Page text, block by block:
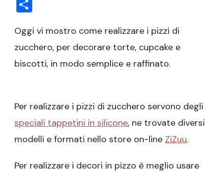
Oggi vi mostro come realizzare i pizzi di
zucchero, per decorare torte, cupcake e
biscotti, in modo semplice e raffinato.
Per realizzare i pizzi di zucchero servono degli
speciali tappetini in silicone, ne trovate diversi
modelli e formati nello store on-line ZiZuu.
Per realizzare i decori in pizzo è meglio usare